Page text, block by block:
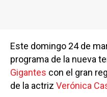
Este domingo 24 de
programa de la nueva
Gigantes con el gran
de la actriz Verónica